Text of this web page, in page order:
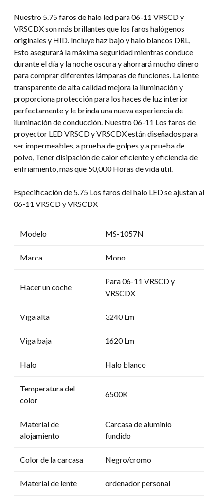
cantidad
Nuestro 5.75 faros de halo led para 06-11 VRSCD y
VRSCDX son más brillantes que los faros halógenos
originales y HID. Incluye haz bajo y halo blancos DRL,
Esto asegurará la máxima seguridad mientras conduce
durante el día y la noche oscura y ahorrará mucho dinero
para comprar diferentes lámparas de funciones. La lente
transparente de alta calidad mejora la iluminación y
proporciona protección para los haces de luz interior
perfectamente y le brinda una nueva experiencia de
iluminación de conducción. Nuestro 06-11 Los faros de
proyector LED VRSCD y VRSCDX están diseñados para
ser impermeables, a prueba de golpes y a prueba de
polvo, Tener disipación de calor eficiente y eficiencia de
enfriamiento, más que 50,000 Horas de vida útil.
Especificación de 5.75 Los faros del halo LED se ajustan al
06-11 VRSCD y VRSCDX
Modelo MS-1057N
Marca Mono
Hacer un coche
Para 06-11 VRSCD y
VRSCDX
Viga alta 3240 Lm
Viga baja 1620 Lm
Halo Halo blanco
Temperatura del
color
6500K
Material de
alojamiento
Carcasa de aluminio
fundido
Color de la carcasa Negro/cromo
Material de lente ordenador personal